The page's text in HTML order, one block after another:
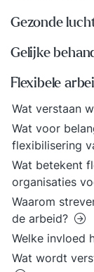
Gezonde
Gelijke
Flexibele
Wat verstaan
Wat voor
flexibilisering
Wat betekent
organisaties
Waarom
de arbeid?
Welke invloed
Wat wordt